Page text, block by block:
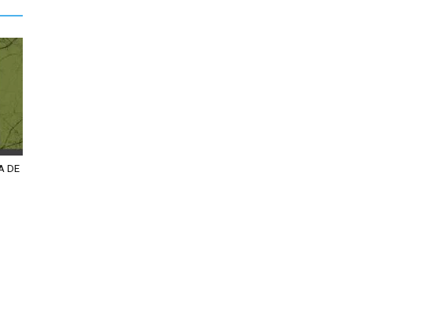
DE